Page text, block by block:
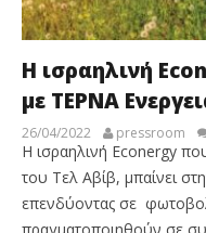
Η ισραηλινή
με ΤΕΡΝΑ
26/04/2022 pressroom
Η ισραηλινή Econergy
του Τελ Αβίβ, μπαίνει
επενδύοντας σε